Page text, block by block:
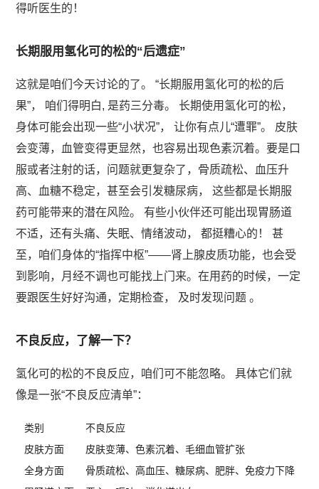
得听医生的！
长期服用氢化可的松的“后遗症”
这就是咱们今天讨论的了。 “长期服用氢化可的松的后
果”， 咱们得明白, 是药三分毒。 长期使用氢化可的松，
身体可能会出现一些“小状况”， 让你有点儿“遭罪”。 皮肤
会变薄，血管变得更显然，也容易出现色素沉着。要是口
服或者注射的话，问题就更复杂了，骨质疏松、血压升
高、血糖不稳定，甚至会引发糖尿病， 这些都是长期服
药可能带来的潜在风险。 有些小伙伴还可能出现胃肠道
不适，还有头痛、失眠、情绪波动， 都挺糟心的！ 甚
至，咱们身体的“指挥中枢”——肾上腺皮质功能，也会受
到影响，月经不调也可能找上门来。在用药的时候，一定
要跟医生好好沟通，定期检查， 及时发现问题 。
不良反应，了解一下？
氢化可的松的不良反应，咱们可不能忽略。 具体它们就
像是一张“不良反应清单”：
类别
不良反应
皮肤方面
皮肤变薄、色素沉着、毛细血管扩张
全身方面
骨质疏松、高血压、糖尿病、肥胖、免疫力下降